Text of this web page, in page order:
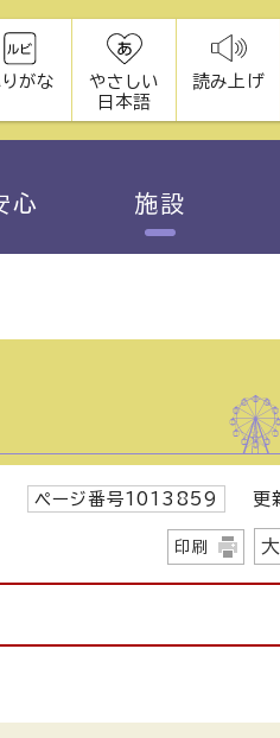
がな
やさしい
日本語
読み上げ
心 施設
ページ番号1013859 更
印刷